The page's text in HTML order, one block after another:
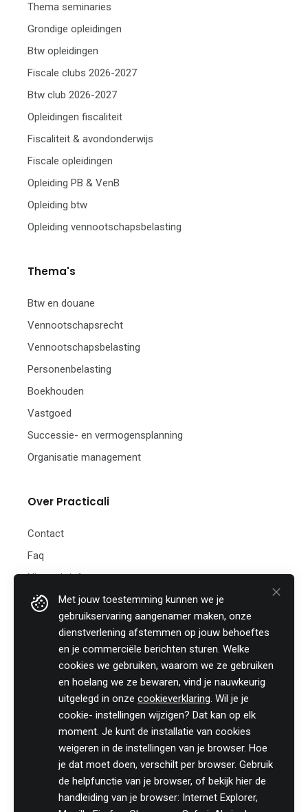
Met jouw toestemming kunnen we je
gebruikservaring aangenamer maken, onze
dienstverlening afstemmen op jouw behoeftes
en je commerciële berichten sturen. Welke
cookies we gebruiken, waarom we ze gebruiken
en hoelang we ze bewaren, vind je nauwkeurig
uitgelegd in onze cookieverklaring. Wil je je
cookie- instellingen wijzigen? Dat kan op elk
moment. Je kunt de installatie van cookies
weigeren in de instellingen van je browser. Hoe
je dat moet doen, verschilt per browser. Gebruik
de helpfunctie van je browser, of bekijk hier de
handleiding van je browser: Internet Explorer,
Thema seminaries
Grondige opleidingen
Btw opleidingen
Fiscale clubs 2026-2027
Btw club 2026-2027
Opleidingen fiscaliteit
Fiscaliteit & avondonderwijs
Fiscale opleidingen
Opleiding PB & VenB
Opleiding btw
Opleiding vennootschapsbelasting
Thema's
Btw en douane
Vennootschapsrecht
Vennootschapsbelasting
Personenbelasting
Boekhouden
Vastgoed
Successie- en vermogensplanning
Organisatie management
Over Practicali
Contact
Faq
Nieuwsbrief
Practicali bv
Hof te Perremans 16
+32 (0)46 820 02 12
Fax: +32 (0)51 85 00 78
E-mail: info@practicali.be
Ondernemingsnummer: BE 0848.432.274
Volg ons fiscaal nieuws op